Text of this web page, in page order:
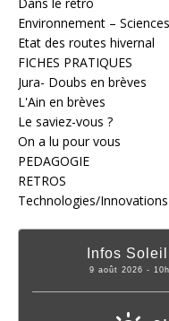
Dans le rétro
Environnement –
Etat des routes hivernal
FICHES PRATIQUES
Jura- Doubs en brèves
L'Ain en brèves
Le saviez-vous ?
On a lu pour vous
PEDAGOGIE
RETROS
Technologies/Innovations
Infos